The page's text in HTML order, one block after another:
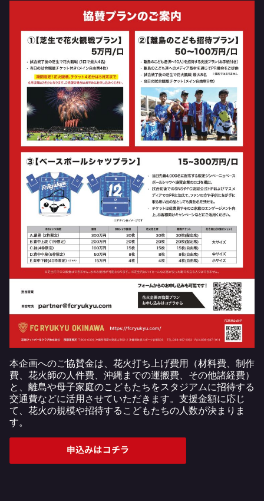
本企画へのご協賛金は、花火打ち上げ費用（材料費、制作
費、花火師の人件費、沖縄までの運搬費、その他諸経費）
と、離島や母子家庭のこどもたちをスタジアムに招待する
交通費などに活用させていただきます。支援金額に応じ
て、花火の規模や招待するこどもたちの人数が決まりま
す。